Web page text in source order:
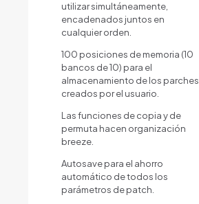
utilizar simultáneamente,
encadenados juntos en
cualquier orden.
100 posiciones de memoria (10
bancos de 10) para el
almacenamiento de los parches
creados por el usuario.
Las funciones de copia y de
permuta hacen organización
breeze.
Autosave para el ahorro
automático de todos los
parámetros de patch.